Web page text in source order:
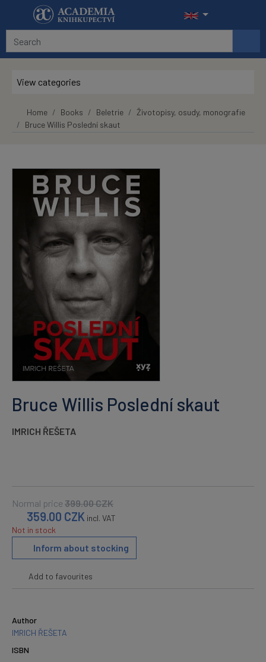
Skip to main content
View categories
Home Books Beletrie
Životopisy, osudy, monografie
Bruce Willis Poslední skaut
Bruce Willis Poslední skaut
IMRICH ŘEŠETA
Normal price 399.00CZK
359.00 CZK incl. VAT
Not in stock
Inform about stocking
Add to favourites
Author
IMRICH ŘEŠETA
ISBN